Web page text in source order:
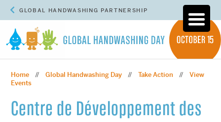
GLOBAL HANDWASHING PARTNERSHIP
Home //Global Handwashing Day // Take Action // View
Events
Centre de Développement des